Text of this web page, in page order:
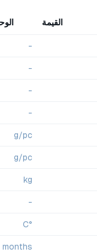
القيمة
-
-
-
-
g/pc
g/pc
kg
-
°C
months